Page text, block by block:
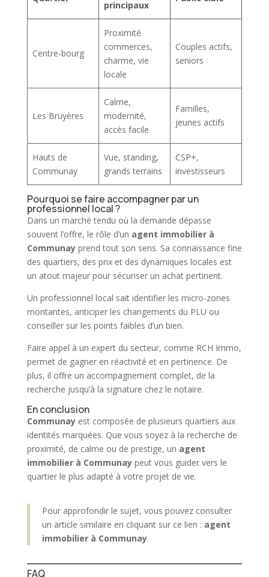
principaux
Centre-bourg
Proximité
commerces,
charme, vie
locale
Couples actifs,
seniors
Les Bruyères
Calme,
modernité,
accès facile
Familles,
jeunes actifs
Hauts de
Communay
Vue, standing,
grands terrains
CSP+,
investisseurs
Pourquoi se faire accompagner par un
professionnel local ?
Dans un marché tendu où la demande dépasse
souvent l’offre, le rôle d’un agent immobilier à
Communayprend tout son sens. Sa connaissance fine
des quartiers, des prix et des dynamiques locales est
un atout majeur pour sécuriser un achatpertinent.
Un professionnel local sait identifier les micro-zones
montantes, anticiper les changements du PLU ou
conseillersur les points faibles d’un bien.
Faire appel à un expert du secteur, comme RCH Immo,
permet de gagner en réactivité et en pertinence. De
plus, il offre un accompagnement complet, de la
recherche jusqu’à la signature chez le notaire.
En conclusion
Communayest composée de plusieurs quartiers aux
identités marquées. Que vous soyez à la recherche de
proximité, de calme ou de prestige, un agent
immobilierà Communaypeut vous guider vers le
quartier le plus adapté à votre projet de vie.
Pour approfondir le sujet, vous pouvez consulter
un article similaire en cliquant sur ce lien : agent
immobilier à Communay.
FAQ